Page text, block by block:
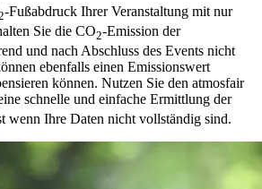
-Fußabdruck Ihrer Veranstaltung mit nur
Sie die CO2-Emission der
und nach Abschluss des Events nicht
ebenfalls einen Emissionswert
können. Nutzen Sie den atmosfair
schnelle und einfache Ermittlung der
wenn Ihre Daten nicht vollständig sind.